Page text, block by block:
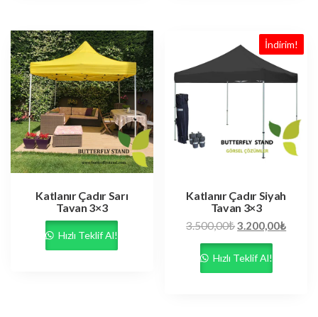
Katlanır Çadır Sarı
Tavan 3×3
Hızlı Teklif Al!
İndirim!
Katlanır Çadır Siyah
Tavan 3×3
3.500,00₺3.200,00₺
Hızlı Teklif Al!